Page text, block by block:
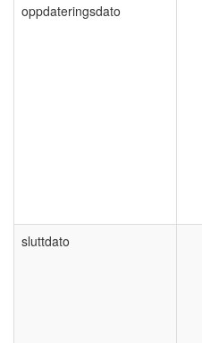
oppdateringsdato
sluttdato